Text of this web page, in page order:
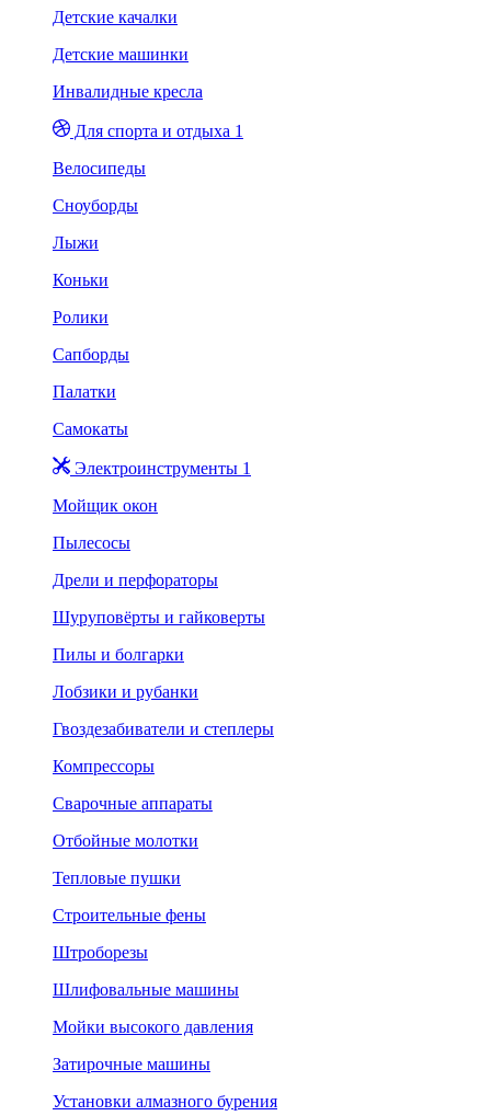
Детские качалки
Детские машинки
Инвалидные кресла
Для спорта и отдыха 1
Велосипеды
Сноуборды
Лыжи
Коньки
Ролики
Сапборды
Палатки
Самокаты
Электроинструменты 1
Мойщик окон
Пылесосы
Дрели и перфораторы
Шуруповёрты и гайковерты
Пилы и болгарки
Лобзики и рубанки
Гвоздезабиватели и степлеры
Компрессоры
Сварочные аппараты
Отбойные молотки
Тепловые пушки
Строительные фены
Штроборезы
Шлифовальные машины
Мойки высокого давления
Затирочные машины
Установки алмазного бурения